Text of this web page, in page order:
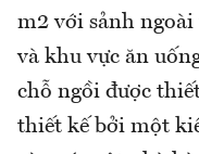
m2 với sảnh
và khu vực ăn
chỗ ngồi được
thiết kế bởi một